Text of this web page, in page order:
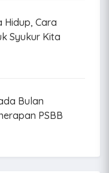
Hidup, Cara
Syukur Kita
Bulan
PSBB